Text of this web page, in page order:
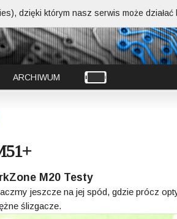
ARCHIWUM
M20 Testy
jeszcze na jej spód, gdzie prócz
ślizgacze.
dzięki którym nasz serwis może działać